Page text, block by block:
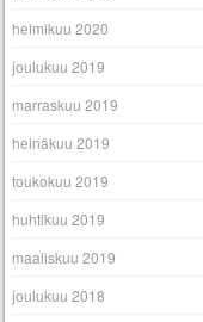
helmikuu 2020
joulukuu 2019
marraskuu 2019
heinäkuu 2019
toukokuu 2019
huhtikuu 2019
maaliskuu 2019
joulukuu 2018